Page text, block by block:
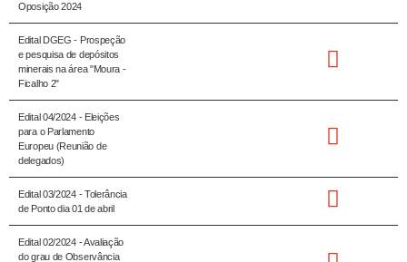
Oposição 2024
Edital DGEG - Prospeção
e pesquisa de depósitos
minerais na área "Moura -
Ficalho 2"
Edital 04/2024 - Eleições
para o Parlamento
Europeu (Reunião de
delegados)
Edital 03/2024 - Tolerância
de Ponto dia 01 de abril
Edital 02/2024 - Avaliação
do grau de Observância